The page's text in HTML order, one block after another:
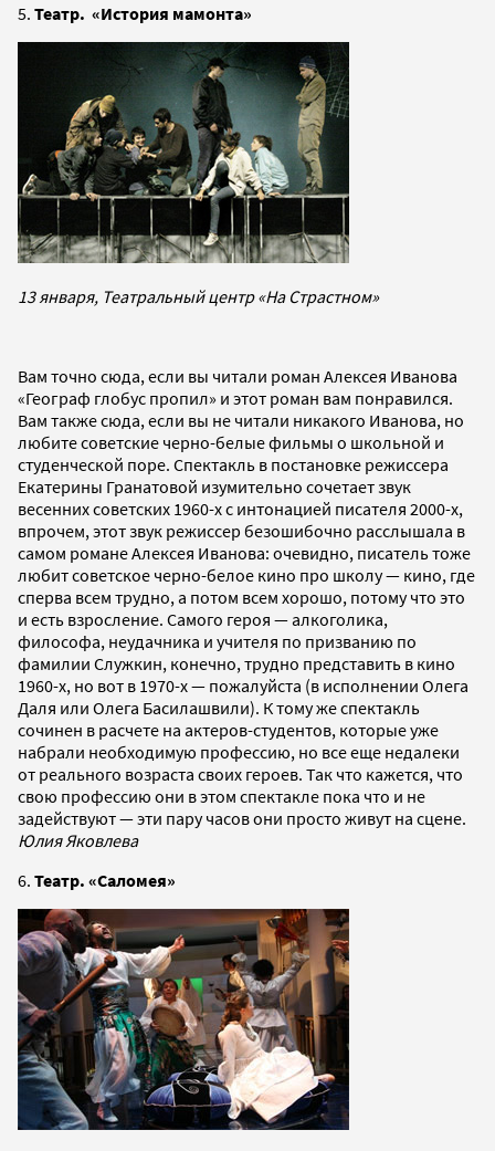
5. Театр. «История мамонта»
13 января, Театральный центр «На Страстном»
Вам точно сюда, если вы читали роман Алексея Иванова
«Географ глобус пропил» и этот роман вам понравился.
Вам также сюда, если вы не читали никакого Иванова, но
любите советские черно-белые фильмы о школьной и
студенческой поре. Спектакль в постановке режиссера
Екатерины Гранатовой изумительно сочетает звук
весенних советских 1960-х с интонацией писателя 2000-х,
впрочем, этот звук режиссер безошибочно расслышала в
самом романе Алексея Иванова: очевидно, писатель тоже
любит советское черно-белое кино про школу — кино, где
сперва всем трудно, а потом всем хорошо, потому что это
и есть взросление. Самого героя — алкоголика,
философа, неудачника и учителя по призванию по
фамилии Служкин, конечно, трудно представить в кино
1960-х, но вот в 1970-х — пожалуйста (в исполнении Олега
Даля или Олега Басилашвили). К тому же спектакль
сочинен в расчете на актеров-студентов, которые уже
набрали необходимую профессию, но все еще недалеки
от реального возраста своих героев. Так что кажется, что
свою профессию они в этом спектакле пока что и не
задействуют — эти пару часов они просто живут на сцене.
Юлия Яковлева
6. Театр. «Саломея»